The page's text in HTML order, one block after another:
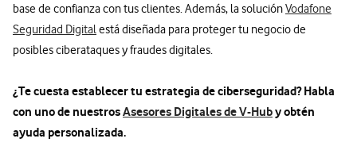
base de confianza con tus clientes. Además, la soluciónVodafone
Seguridad Digitalestá diseñada para proteger tu negocio de
posibles ciberataques y fraudes digitales.
¿Te cuesta establecer tu estrategia de ciberseguridad? Habla
con uno de nuestrosAsesores Digitales de V-Huby obtén
ayuda personalizada.